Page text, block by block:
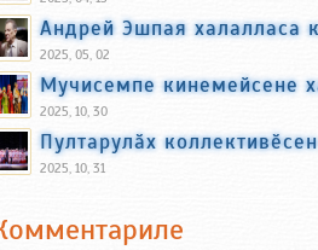
Андрей Эшпая халалласа
2025, 05, 02
Мучисемпе кинемейсене
2025, 10, 30
Пултарулӑх
2025, 10, 31